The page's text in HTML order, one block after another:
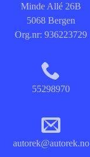
Minde Allé 26B
5068 Bergen
Org.nr: 936223729
55298970
autorek@autorek.no